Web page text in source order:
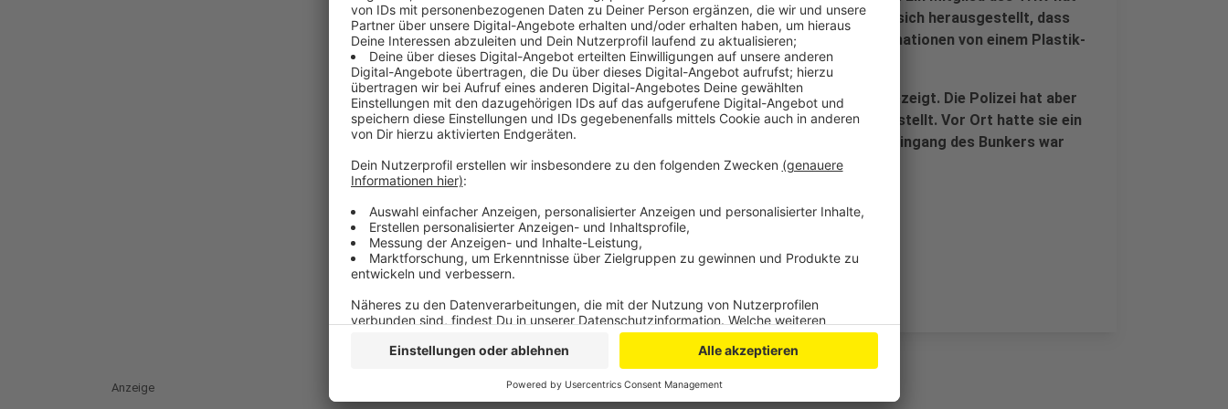
in dem Video den Euskirchener Bunker erkannt. Am Ende hat sich herausgestellt, dass
zwar Knochen da lagen, aber die stammen nach Polizeiinformationen von einem Plastik-
Skelett, wie es oft im Bio-Unterricht genutzt wird.
Insgesamt hätten sich keine Hinweise auf ein Kapitaldelikt gezeigt. Die Polizei hat aber
eine Anzeige gegen Unbekannt wegen Hausfriedensbruch gestellt. Vor Ort hatte sie ein
Loch im Maschendrahtzaun festgestellt. Die Tür zum Haupteingang des Bunkers war
aufgebrochen.
Anzeige
Anzeige